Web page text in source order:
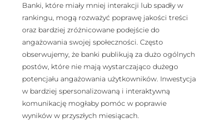
Banki, które miały mniej interakcji lub spadły w
rankingu, mogą rozważyć poprawę jakości treści
oraz bardziej zróżnicowane podejście do
angażowania swojej społeczności. Często
obserwujemy, że banki publikują za dużo ogólnych
postów, które nie mają wystarczająco dużego
potencjału angażowania użytkowników. Inwestycja
w bardziej spersonalizowaną i interaktywną
komunikację mogłaby pomóc w poprawie
wyników w przyszłych miesiącach.